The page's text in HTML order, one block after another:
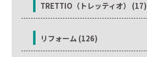
TRETTIO（トレッティオ） (17)
リフォーム (126)